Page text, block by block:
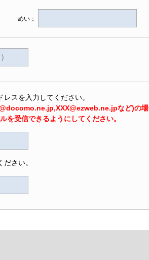
めい：
スを入力してください。
など)の場
受信できるようにしてください。
さい。